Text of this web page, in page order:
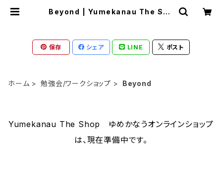
Beyond | Yumekanau The Sho
保存 シェア LINE ポスト
ホーム 勉強会/ワークショップ Beyond
Yumekanau The Shop ゆめかなうオンラインショップ
は、現在準備中です。